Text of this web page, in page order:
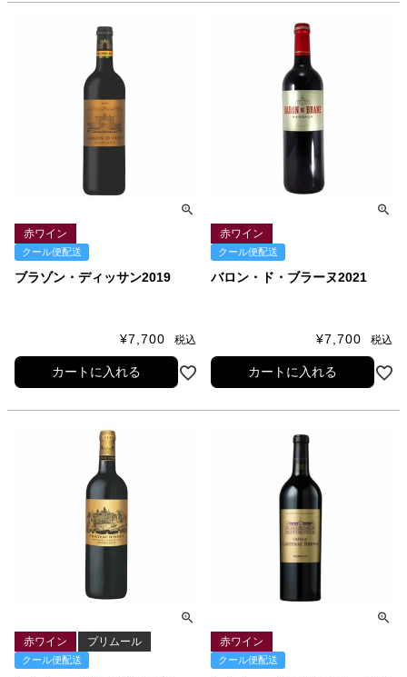
ブラゾン・ディッサン2019
赤ワイン
クール便配送
¥7,700 税込
カートに入れる
バロン・ド・ブラーヌ2021
赤ワイン
クール便配送
¥7,700 税込
カートに入れる
赤ワイン プリムール
クール便配送
赤ワイン
クール便配送